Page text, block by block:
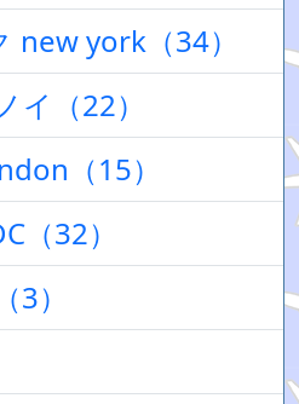
new york（34）
イ（22）
（15）
（32）
3）